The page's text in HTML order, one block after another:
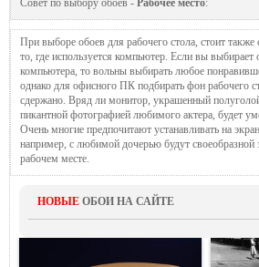
При выборе обоев для рабочего стола, стоит также
то, где используется компьютер. Если вы
компьютера, то вольны выбирать любое
однако для офисного ПК подбирать фон рабочего
сдержано. Вряд ли монитор, украшенный
пикантной фотографией любимого актера, будет
Очень многие предпочитают устанавливать на
например, с любимой дочерью будут
рабочем месте.
НОВЫЕ ОБОИ НА САЙТЕ